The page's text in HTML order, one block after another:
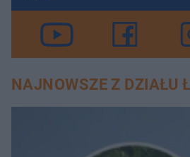
NAJNOWSZE Z DZIAŁU